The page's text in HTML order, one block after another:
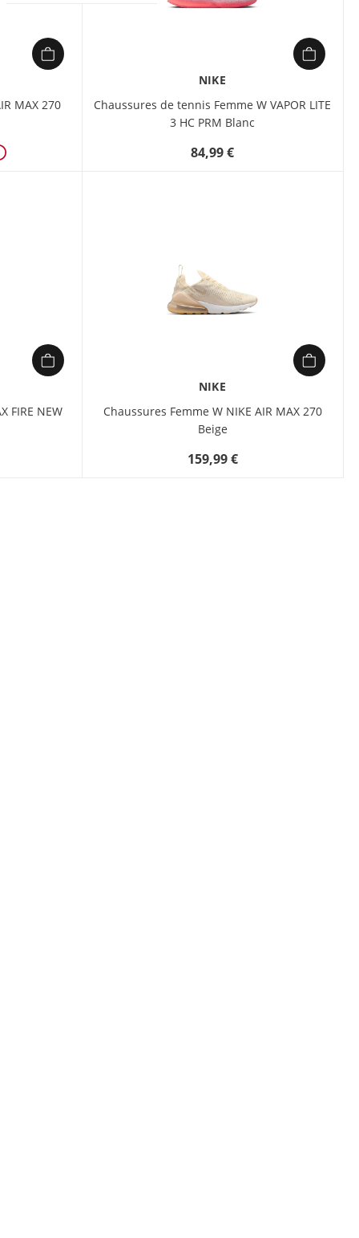
MAX 270
NIKE
Chaussures de tennis Femme W VAPOR LITE
3 HC PRM Blanc
84,99 €
FIRE NEW
NIKE
Chaussures Femme W NIKE AIR MAX 270
Beige
159,99 €